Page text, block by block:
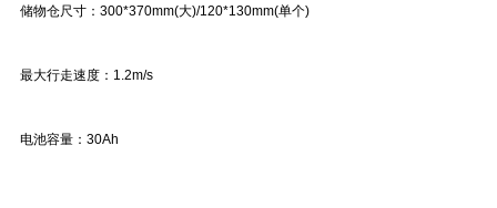
储物仓尺寸：300*370mm(大)/120*130mm(单个)
最大行走速度：1.2m/s
电池容量：30Ah